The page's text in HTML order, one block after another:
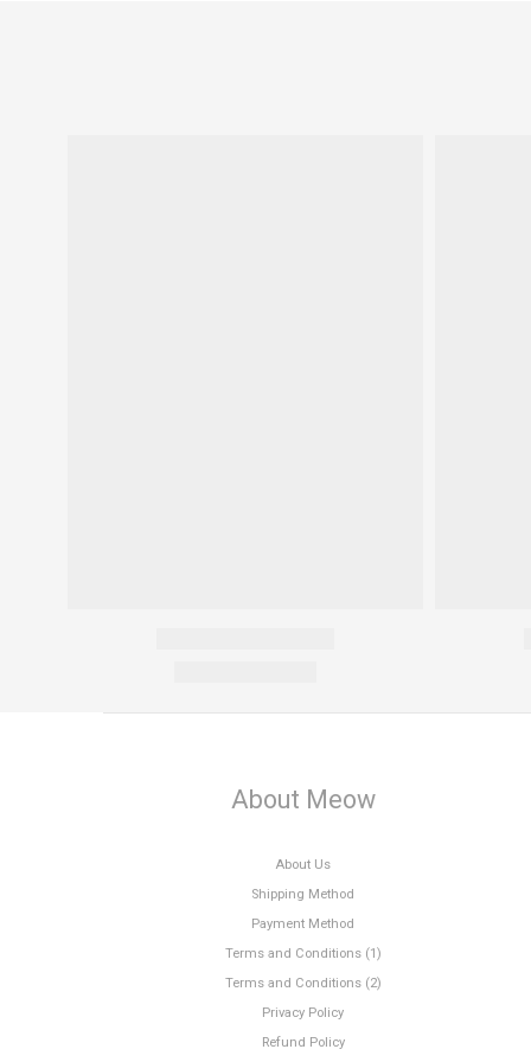
About Meow
About Us
Shipping Method
Payment Method
Terms and Conditions (1)
Terms and Conditions (2)
Privacy Policy
Refund Policy